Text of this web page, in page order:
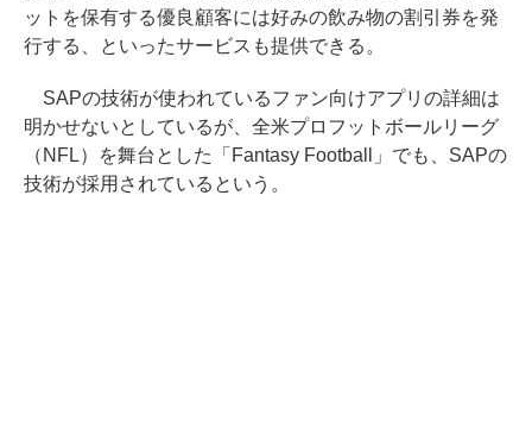
ットを保有する優良顧客には好みの飲み物の割引券を発
行する、といったサービスも提供できる。
SAPの技術が使われているファン向けアプリの詳細は
明かせないとしているが、全米プロフットボールリーグ
（NFL）を舞台とした「Fantasy Football」でも、SAPの
技術が採用されているという。